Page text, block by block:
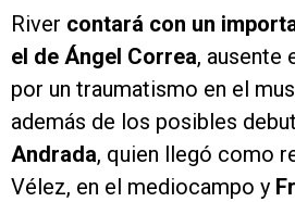
River contará con un
el de Ángel Correa, ausente
por un traumatismo en el
además de los posibles
Andrada, quien llegó como
Vélez, en el mediocampo y